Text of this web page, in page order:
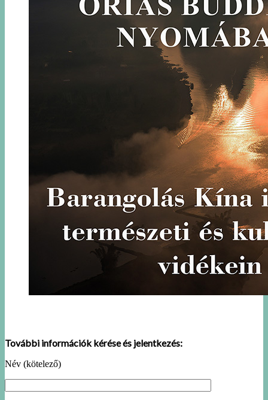
További információk kérése és jelentkezés:
Név (kötelező)